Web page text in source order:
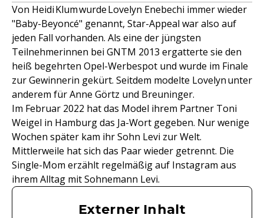
Von Heidi Klum wurde Lovelyn Enebechi immer wieder
"Baby-Beyoncé" genannt, Star-Appeal war also auf
jeden Fall vorhanden. Als eine der jüngsten
Teilnehmerinnen bei GNTM 2013 ergatterte sie den
heiß begehrten Opel-Werbespot und wurde im Finale
zur Gewinnerin gekürt. Seitdem modelte Lovelyn unter
anderem für Anne Görtz und Breuninger.
Im Februar 2022 hat das Model ihrem Partner Toni
Weigel in Hamburg das Ja-Wort gegeben. Nur wenige
Wochen später kam ihr Sohn Levi zur Welt.
Mittlerweile hat sich das Paar wieder getrennt. Die
Single-Mom erzählt regelmäßig auf Instagram aus
ihrem Alltag mit Sohnemann Levi.
Externer Inhalt